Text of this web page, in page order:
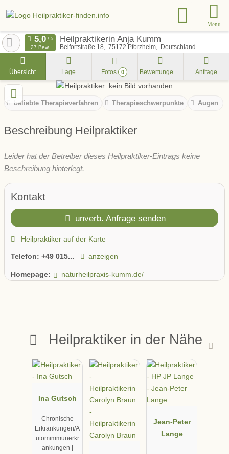
Menu
Heilpraktikerin Anja Kumm
Belfortstraße 18 75172 Pforzheim Deutschland
27 Bew.
Übersicht Lage Fotos 0 Bewertungen Anfrage
beliebte Therapieverfahren Therapieschwerpunkte Augen
Beschreibung Heilpraktiker
Leider hat der Betreiber dieses Heilpraktiker-Eintrags keine
Beschreibung hinterlegt.
Kontakt
unverb. Anfrage senden
Heilpraktiker auf der Karte
Telefon: +49 015... anzeigen
Homepage: naturheilpraxis-kumm.de/
Heilpraktiker in der Nähe
Ina Gutsch
Chronische
Erkrankungen/A
utomimmunerkr
ankungen |
Jean-Peter
Lange